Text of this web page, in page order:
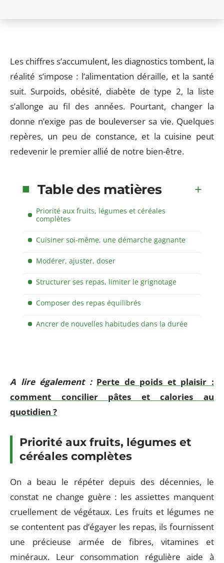
Les chiffres s’accumulent, les diagnostics tombent, la
réalité s’impose : l’alimentation déraille, et la santé
suit. Surpoids, obésité, diabète de type 2, la liste
s’allonge au fil des années. Pourtant, changer la
donne n’exige pas de bouleverser sa vie. Quelques
repères, un peu de constance, et la cuisine peut
redevenir le premier allié de notre bien-être.
Table des matières
Priorité aux fruits, légumes et céréales
complètes
Cuisiner soi-même, une démarche gagnante
Modérer, ajuster, doser
Structurer ses repas, limiter le grignotage
Composer des repas équilibrés
Ancrer de nouvelles habitudes dans la durée
A lire également : Perte de poids et plaisir :
comment concilier pâtes et calories au
quotidien ?
Priorité aux fruits, légumes et
céréales complètes
On a beau le répéter depuis des décennies, le
constat ne change guère : les assiettes manquent
cruellement de végétaux. Les fruits et légumes ne
se contentent pas d’égayer les repas, ils fournissent
une précieuse armée de fibres, vitamines et
minéraux. Leur consommation régulière aide à